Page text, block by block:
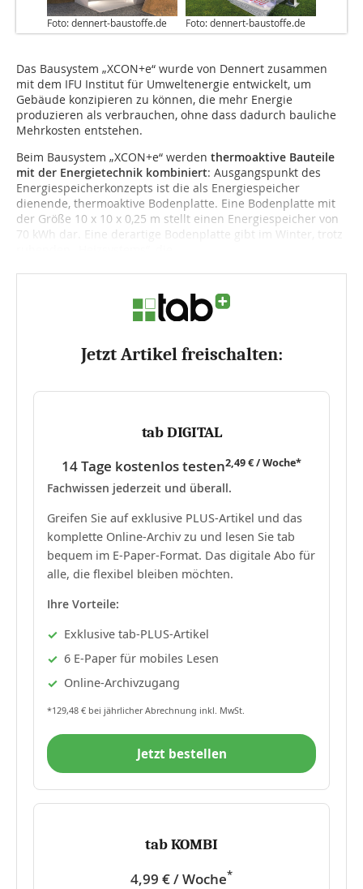
Foto: dennert-baustoffe.de Foto: dennert-baustoffe.de
Das Bausystem „XCON+e“ wurde von Dennert zusammen
mit dem IFU Institut für Umwelt­energie entwickelt, um
Gebäude konzipieren zu können, die mehr Energie
produzieren als verbrauchen, ohne dass dadurch bauliche
Mehrkosten entstehen.
Beim Bausystem „XCON+e“ werden thermoaktive Bauteile
mit der Energietechnik kombiniert: Ausgangspunkt des
Ener­giespeicherkonzepts ist die als Energiespeicher
dienende, thermoaktive Bodenplatte. Eine Bodenplatte mit
der Größe 10 x 10 x 0,25 m stellt einen Energiespeicher von
70 kWh dar. Eine derartige Bodenplatte gibt im Winter, trotz
Jetzt Artikel freischalten:
tab DIGITAL
14 Tage kostenlos testen2,49 € / Woche*
Fachwissen jederzeit und überall.
Greifen Sie auf exklusive PLUS-Artikel und das
komplette Online-Archiv zu und lesen Sie tab
bequem im E-Paper-Format. Das digitale Abo für
alle, die flexibel bleiben möchten.
Ihre Vorteile:
Exklusive tab-PLUS-Artikel
6 E-Paper für mobiles Lesen
Online-Archivzugang
*129,48 € bei jährlicher Abrechnung inkl. MwSt.
Jetzt bestellen
tab KOMBI
4,99 € / Woche*